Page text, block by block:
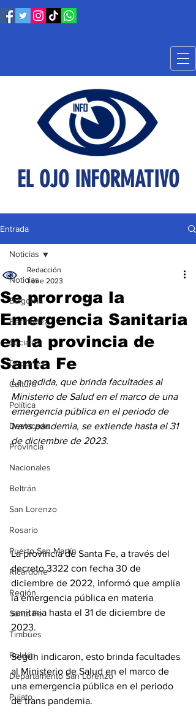
EL OJO INFORMATIVO
Entrada
Noticias
Baigorria
Bermúdez
Sociales
Deportes
Cultura
Política
Destacada
Provincia
Nacionales
Beltrán
San Lorenzo
Rosario
Puerto San Martín
Ricardone
Región
Santa Fe
Timbúes
Roldán
Departamento San Lorenzo
Pujato
Noticias
Se prorroga la
Emergencia Sanitaria
en la provincia de
Santa Fe
Redacción
1 ene 2023
La medida, que brinda facultades al
Ministerio de Salud en el marco de una
emergencia pública en el periodo de
trans pandemia, se extiende hasta el 31
de diciembre de 2023.
La provincia de Santa Fe, a través del
decreto 3322 con fecha 30 de
diciembre de 2022, informó que amplía
la emergencia pública en materia
sanitaria hasta el 31 de diciembre de
2023.
Según indicaron, esto brinda facultades
al Ministerio de Salud en el marco de
una emergencia pública en el periodo
de trans pandemia.